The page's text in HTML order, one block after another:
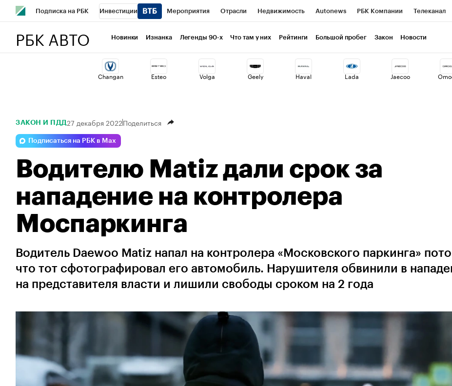
Подписка на РБК Инвестиции Мероприятия Отрасли Недвижимость Autonews РБК Компании Телеканал
Национальные проекты
РБК Бизнес-среда Дискуссионный клуб Исследования Кредитные рейтинги Франшизы Газета Спецпроекты СПб
Проверка контрагентов Политика Экономика Бизнес Технологии и медиа Финансы Рынок
РБК АВТО Новинки Изнанка Легенды 90-х Что там у них Рейтинги Большой пробег Закон Новости
Changan Esteo Volga Geely Haval Lada Jaecoo
ЗАКОН И ПДД 27 декабря 2022Поделиться
Подписаться на РБК в Max
Водителю Matiz дали срок за
нападение на контролера
Моспаркинга
Водитель Daewoo Matiz напал на контролера «Московского паркинга»
что тот сфотографировал его автомобиль. Нарушителя обвинили в
на представителя власти и лишили свободы сроком на 2 года